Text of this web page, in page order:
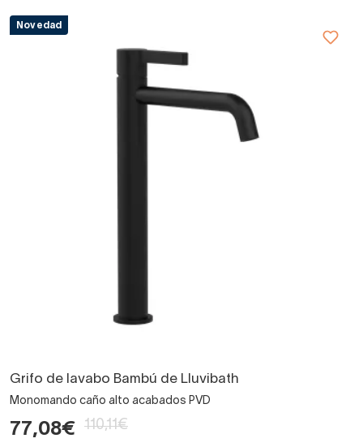
Novedad
Grifo de lavabo Bambú de Lluvibath
Monomando caño alto acabados PVD
77,08€ 110,11€